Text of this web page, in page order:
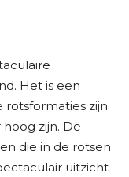
Het is een
rotsformaties zijn
zijn. De
die in de rotsen
uitzicht